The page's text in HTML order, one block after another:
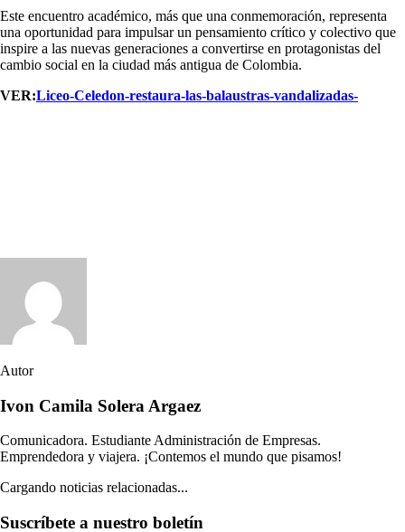
Este encuentro académico, más que una conmemoración, representa
una oportunidad para impulsar un pensamiento crítico y colectivo que
inspire a las nuevas generaciones a convertirse en protagonistas del
cambio social en la ciudad más antigua de Colombia.
VER:Liceo-Celedon-restaura-las-balaustras-vandalizadas-
Autor
Ivon Camila Solera Argaez
Comunicadora. Estudiante Administración de Empresas.
Emprendedora y viajera. ¡Contemos el mundo que pisamos!
Cargando noticias relacionadas...
Suscríbete a nuestro boletín